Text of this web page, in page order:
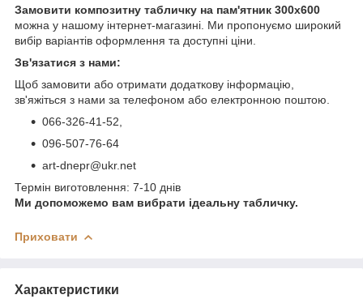
Замовити композитну табличку на пам'ятник 300х600
можна у нашому інтернет-магазині. Ми пропонуємо широкий
вибір варіантів оформлення та доступні ціни.
Зв'язатися з нами:
Щоб замовити або отримати додаткову інформацію,
зв'яжіться з нами за телефоном або електронною поштою.
066-326-41-52,
096-507-76-64
art-dnepr@ukr.net
Термін виготовлення: 7-10 днів
Ми допоможемо вам вибрати ідеальну табличку.
Приховати
Характеристики